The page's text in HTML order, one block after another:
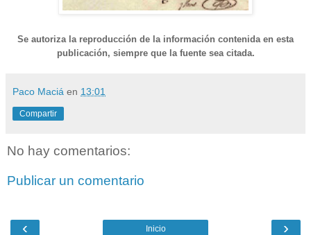
Se autoriza la reproducción de la información contenida en esta
publicación, siempre que la fuente sea citada.
Paco Maciá en 13:01
Compartir
No hay comentarios:
Publicar un comentario
‹ ›
Inicio